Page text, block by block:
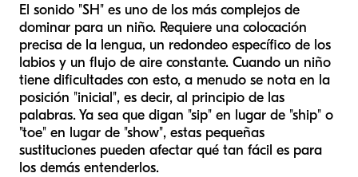
El sonido "SH" es uno de los más complejos de
dominar para un niño. Requiere una colocación
precisa de la lengua, un redondeo específico de los
labios y un flujo de aire constante. Cuando un niño
tiene dificultades con esto, a menudo se nota en la
posición "inicial", es decir, al principio de las
palabras. Ya sea que digan "sip" en lugar de "ship" o
"toe" en lugar de "show", estas pequeñas
sustituciones pueden afectar qué tan fácil es para
los demás entenderlos.